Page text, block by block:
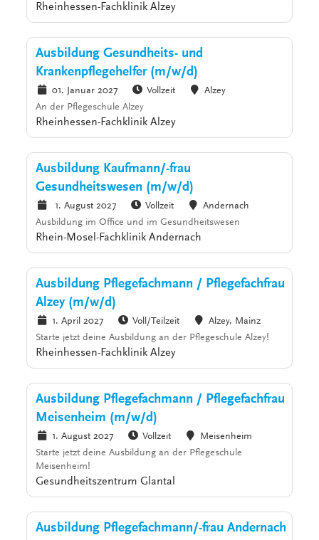
Rheinhessen-Fachklinik Alzey
Ausbildung Gesundheits- und
Krankenpflegehelfer (m/w/d)
01. Januar 2027 Vollzeit
Alzey
An der Pflegeschule Alzey
Rheinhessen-Fachklinik Alzey
Ausbildung Kaufmann/-frau
Gesundheitswesen (m/w/d)
1. August 2027 Vollzeit
Andernach
Ausbildung im Office und im Gesundheitswesen
Rhein-Mosel-Fachklinik Andernach
Ausbildung Pflegefachmann / Pflegefachfrau
Alzey (m/w/d)
1. April 2027 Voll/Teilzeit
Alzey, Mainz
Starte jetzt deine Ausbildung an der Pflegeschule Alzey!
Rheinhessen-Fachklinik Alzey
Ausbildung Pflegefachmann / Pflegefachfrau
Meisenheim (m/w/d)
1. August 2027 Vollzeit
Meisenheim
Starte jetzt deine Ausbildung an der Pflegeschule
Meisenheim!
Gesundheitszentrum Glantal
Ausbildung Pflegefachmann/-frau Andernach